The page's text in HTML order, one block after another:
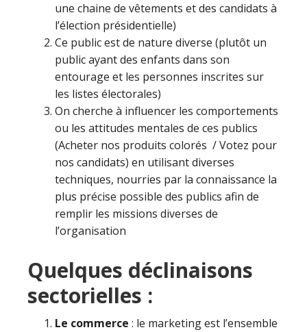
une chaine de vêtements et des candidats à
l’élection présidentielle)
Ce public est de nature diverse (plutôt un
public ayant des enfants dans son
entourage et les personnes inscrites sur
les listes électorales)
On cherche à influencer les comportements
ou les attitudes mentales de ces publics
(Acheter nos produits colorés / Votez pour
nos candidats) en utilisant diverses
techniques, nourries par la connaissance la
plus précise possible des publics afin de
remplir les missions diverses de
l’organisation
Quelques déclinaisons
sectorielles :
Le commerce : le marketing est l’ensemble